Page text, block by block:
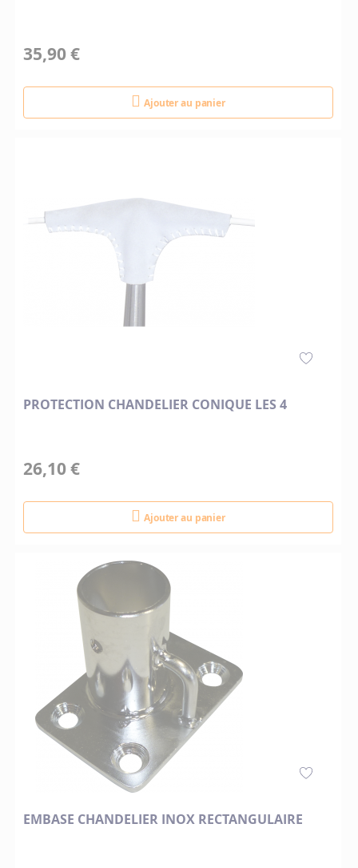
35,90 €
Ajouter au panier
PROTECTION CHANDELIER CONIQUE LES 4
26,10 €
Ajouter au panier
EMBASE CHANDELIER INOX RECTANGULAIRE